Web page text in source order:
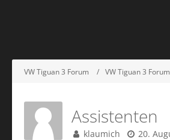
VW Tiguan 3 Forum VW Tiguan 3
Assistenten
klaumich 20.